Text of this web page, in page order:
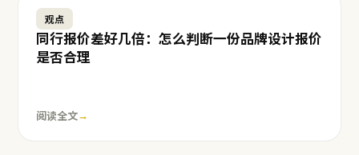
观点
同行报价差好几倍：怎么判断一份品牌设计报价
是否合理
阅读全文→